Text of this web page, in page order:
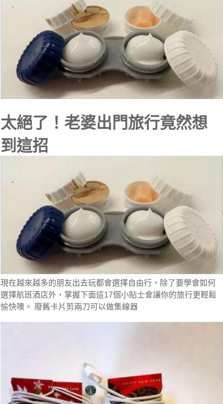
太絕了！老婆出門旅行竟然想
到這招
現在越來越多的朋友出去玩都會選擇自由行，除了要學會如何
選擇航班酒店外，掌握下面這17個小貼士會讓你的旅行更輕鬆
愉快噢。 廢舊卡片剪兩刀可以做集線器